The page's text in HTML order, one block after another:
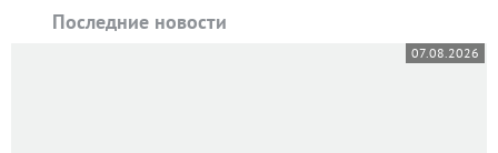
Последние новости
07.08.2026